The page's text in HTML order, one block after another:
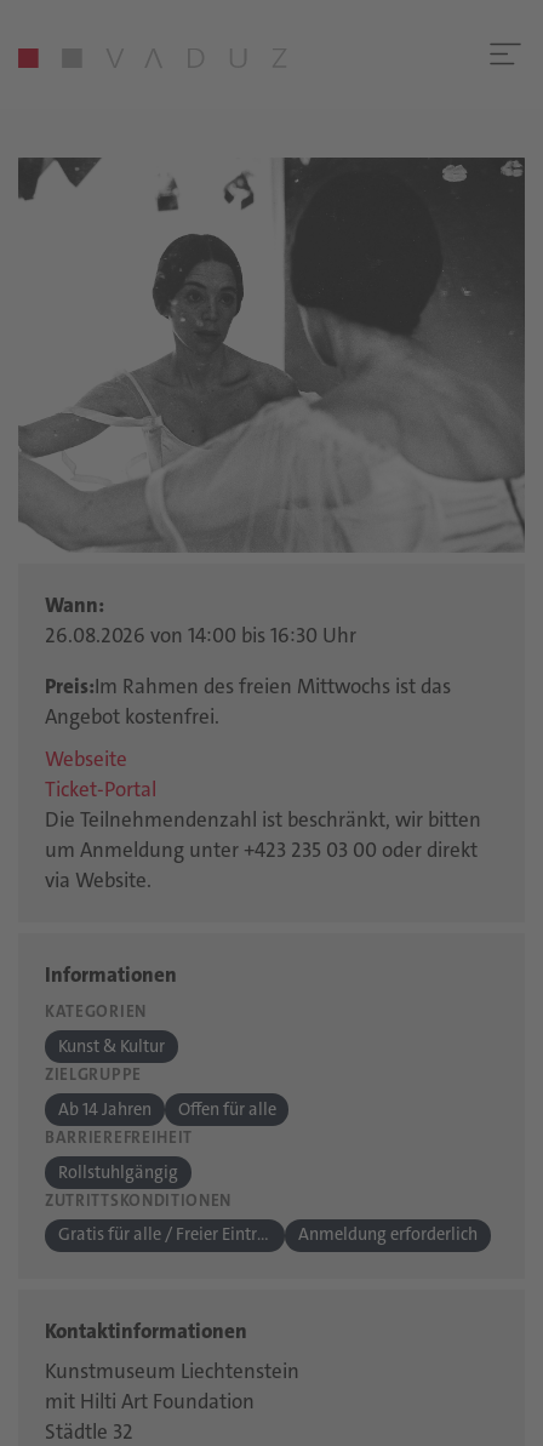
Wann:
26.08.2026 von 14:00 bis 16:30 Uhr
Preis:Im Rahmen des freien Mittwochs ist das
Angebot kostenfrei.
Webseite
Ticket-Portal
Die Teilnehmendenzahl ist beschränkt, wir bitten
um Anmeldung unter +423 235 03 00 oder direkt
via Website.
Informationen
KATEGORIEN
Kunst & Kultur
ZIELGRUPPE
Ab 14 Jahren Offen für alle
BARRIEREFREIHEIT
Rollstuhlgängig
ZUTRITTSKONDITIONEN
Gratis für alle / Freier Eintritt Anmeldung erforderlich
Kontaktinformationen
Kunstmuseum Liechtenstein
mit Hilti Art Foundation
Städtle 32